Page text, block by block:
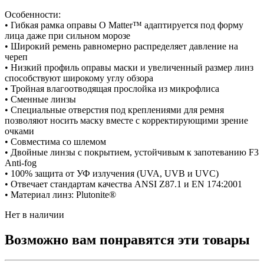
Особенности:
• Гибкая рамка оправы O Matter™ адаптируется под форму
лица даже при сильном морозе
• Широкий ремень равномерно распределяет давление на
череп
• Низкий профиль оправы маски и увеличенный размер линз
способствуют широкому углу обзора
• Тройная влагоотводящая прослойка из микрофлиса
• Сменные линзы
• Специальные отверстия под креплениями для ремня
позволяют носить маску вместе с корректирующими зрение
очками
• Совместима со шлемом
• Двойные линзы с покрытием, устойчивым к запотеванию F3
Anti-fog
• 100% защита от УФ излучения (UVA, UVB и UVC)
• Отвечает стандартам качества ANSI Z87.1 и EN 174:2001
• Материал линз: Plutonite®
Нет в наличии
Возможно вам понравятся эти товары